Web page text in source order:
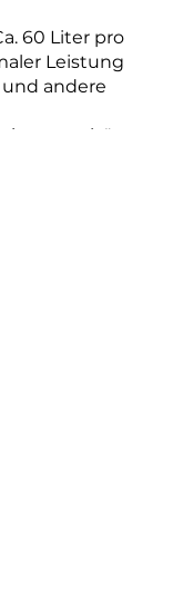
60 Liter pro
Leistung
und andere